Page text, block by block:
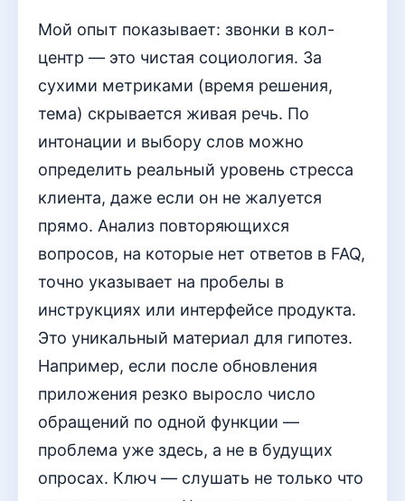
Мой опыт показывает: звонки в кол-
центр — это чистая социология. За
сухими метриками (время решения,
тема) скрывается живая речь. По
интонации и выбору слов можно
определить реальный уровень стресса
клиента, даже если он не жалуется
прямо. Анализ повторяющихся
вопросов, на которые нет ответов в FAQ,
точно указывает на пробелы в
инструкциях или интерфейсе продукта.
Это уникальный материал для гипотез.
Например, если после обновления
приложения резко выросло число
обращений по одной функции —
проблема уже здесь, а не в будущих
опросах. Ключ — слушать не только что